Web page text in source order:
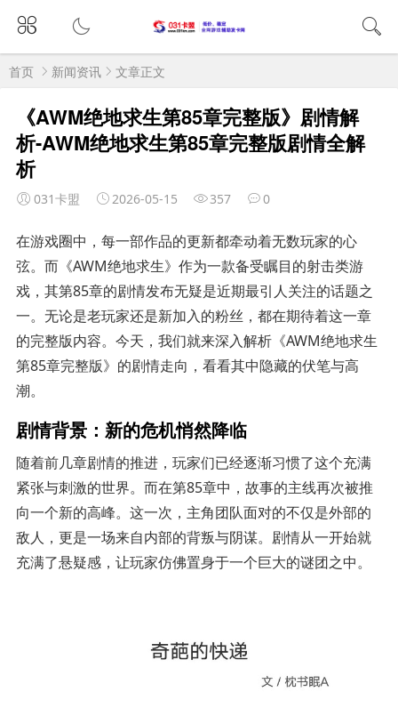
首页 新闻资讯 文章正文
《AWM绝地求生第85章完整版》剧情解
析-AWM绝地求生第85章完整版剧情全解
析
031卡盟 2026-05-15 357 0
在游戏圈中，每一部作品的更新都牵动着无数玩家的心
弦。而《AWM绝地求生》作为一款备受瞩目的射击类游
戏，其第85章的剧情发布无疑是近期最引人关注的话题之
一。无论是老玩家还是新加入的粉丝，都在期待着这一章
的完整版内容。今天，我们就来深入解析《AWM绝地求生
第85章完整版》的剧情走向，看看其中隐藏的伏笔与高
潮。
剧情背景：新的危机悄然降临
随着前几章剧情的推进，玩家们已经逐渐习惯了这个充满
紧张与刺激的世界。而在第85章中，故事的主线再次被推
向一个新的高峰。这一次，主角团队面对的不仅是外部的
敌人，更是一场来自内部的背叛与阴谋。剧情从一开始就
充满了悬疑感，让玩家仿佛置身于一个巨大的谜团之中。